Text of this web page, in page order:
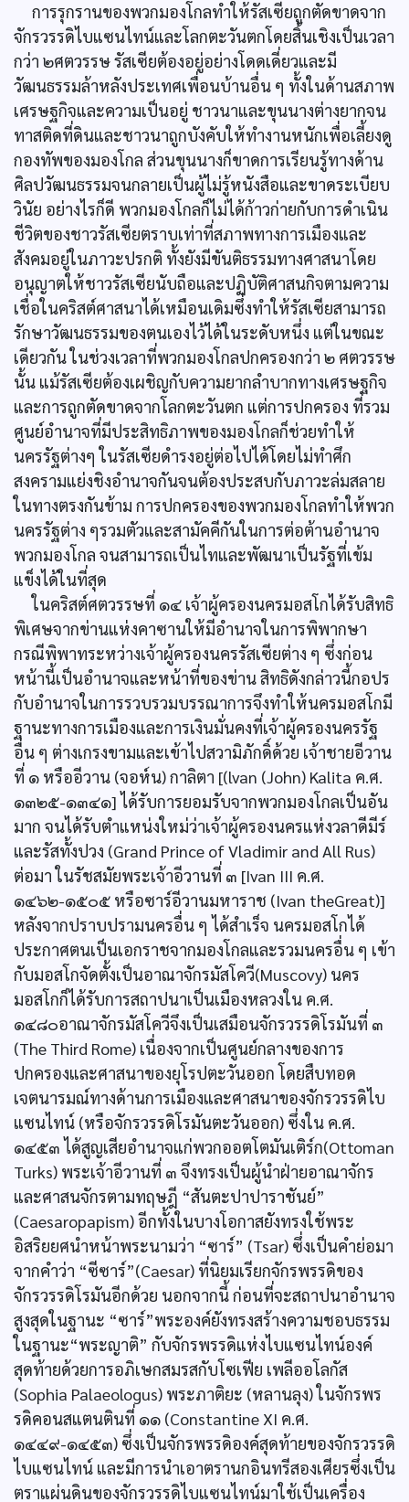
การรุกรานของพวกมองโกลทำให้รัสเซียถูกตัดขาดจาก
จักรวรรดิไบแซนไทน์และโลกตะวันตกโดยสิ้นเชิงเป็นเวลา
กว่า ๒ศตวรรษ รัสเซียต้องอยู่อย่างโดดเดี่ยวและมี
วัฒนธรรมล้าหลังประเทศเพื่อนบ้านอื่น ๆ ทั้งในด้านสภาพ
เศรษฐกิจและความเป็นอยู่ ชาวนาและขุนนางต่างยากจน
ทาสติดที่ดินและชาวนาถูกบังคับให้ทำงานหนักเพื่อเลี้ยงดู
กองทัพของมองโกล ส่วนขุนนางก็ขาดการเรียนรู้ทางด้าน
ศิลปวัฒนธรรมจนกลายเป็นผู้ไม่รู้หนังสือและขาดระเบียบ
วินัย อย่างไรก็ดี พวกมองโกลก็ไม่ได้ก้าวก่ายกับการดำเนิน
ชีวิตของชาวรัสเซียตราบเท่าที่สภาพทางการเมืองและ
สังคมอยู่ในภาวะปรกติ ทั้งยังมีขันติธรรมทางศาสนาโดย
อนุญาตให้ชาวรัสเซียนับถือและปฏิบัติศาสนกิจตามความ
เชื่อในคริสต์ศาสนาได้เหมือนเดิมซึ่งทำให้รัสเซียสามารถ
รักษาวัฒนธรรมของตนเองไว้ได้ในระดับหนึ่ง แต่ในขณะ
เดียวกัน ในช่วงเวลาที่พวกมองโกลปกครองกว่า ๒ ศตวรรษ
นั้น แม้รัสเซียต้องเผชิญกับความยากลำบากทางเศรษฐกิจ
และการถูกตัดขาดจากโลกตะวันตก แต่การปกครอง ที่รวม
ศูนย์อำนาจที่มีประสิทธิภาพของมองโกลก็ช่วยทำให้
นครรัฐต่างๆ ในรัสเซียดำรงอยู่ต่อไปได้โดยไม่ทำศึก
สงครามแย่งชิงอำนาจกันจนต้องประสบกับภาวะล่มสลาย
ในทางตรงกันข้าม การปกครองของพวกมองโกลทำให้พวก
นครรัฐต่าง ๆรวมตัวและสามัคคีกันในการต่อต้านอำนาจ
พวกมองโกล จนสามารถเป็นไทและพัฒนาเป็นรัฐที่เข้ม
แข็งได้ในที่สุด
ในคริสต์ศตวรรษที่ ๑๔ เจ้าผู้ครองนครมอสโกได้รับสิทธิ
พิเศษจากข่านแห่งคาซานให้มีอำนาจในการพิพากษา
กรณีพิพาทระหว่างเจ้าผู้ครองนครรัสเซียต่าง ๆ ซึ่งก่อน
หน้านี้เป็นอำนาจและหน้าที่ของข่าน สิทธิดังกล่าวนี้กอปร
กับอำนาจในการรวบรวมบรรณาการจึงทำให้นครมอสโกมี
ฐานะทางการเมืองและการเงินมั่นคงที่เจ้าผู้ครองนครรัฐ
อื่น ๆ ต่างเกรงขามและเข้าไปสวามิภักดิ์ด้วย เจ้าชายอีวาน
ที่ ๑ หรืออีวาน (จอห์น) กาลิตา [(lvan (John) Kalita ค.ศ.
๑๓๒๕-๑๓๔๑] ได้รับการยอมรับจากพวกมองโกลเป็นอัน
มาก จนได้รับตำแหน่งใหม่ว่าเจ้าผู้ครองนครแห่งวลาดีมีร์
และรัสทั้งปวง (Grand Prince of Vladimir and All Rus)
ต่อมา ในรัชสมัยพระเจ้าอีวานที่ ๓ [Ivan III ค.ศ.
๑๔๖๒-๑๕๐๕ หรือซาร์อีวานมหาราช (Ivan theGreat)]
หลังจากปราบปรามนครอื่น ๆ ได้สำเร็จ นครมอสโกได้
ประกาศตนเป็นเอกราชจากมองโกลและรวมนครอื่น ๆ เข้า
กับมอสโกจัดตั้งเป็นอาณาจักรมัสโควี(Muscovy) นคร
มอสโกก็ได้รับการสถาปนาเป็นเมืองหลวงใน ค.ศ.
๑๔๘๐อาณาจักรมัสโควีจึงเป็นเสมือนจักรวรรดิโรมันที่ ๓
(The Third Rome) เนื่องจากเป็นศูนย์กลางของการ
ปกครองและศาสนาของยุโรปตะวันออก โดยสืบทอด
เจตนารมณ์ทางด้านการเมืองและศาสนาของจักรวรรดิไบ
แซนไทน์ (หรือจักรวรรดิโรมันตะวันออก) ซึ่งใน ค.ศ.
๑๔๕๓ ได้สูญเสียอำนาจแก่พวกออตโตมันเติร์ก(Ottoman
Turks) พระเจ้าอีวานที่ ๓ จึงทรงเป็นผู้นำฝ่ายอาณาจักร
และศาสนจักรตามทฤษฎี “สันตะปาปาราชันย์”
(Caesaropapism) อีกทั้งในบางโอกาสยังทรงใช้พระ
อิสริยยศนำหน้าพระนามว่า “ซาร์” (Tsar) ซึ่งเป็นคำย่อมา
จากคำว่า “ซีซาร์”(Caesar) ที่นิยมเรียกจักรพรรดิของ
จักรวรรดิโรมันอีกด้วย นอกจากนี้ ก่อนที่จะสถาปนาอำนาจ
สูงสุดในฐานะ “ซาร์”พระองค์ยังทรงสร้างความชอบธรรม
ในฐานะ“พระญาติ” กับจักรพรรดิแห่งไบแซนไทน์องค์
สุดท้ายด้วยการอภิเษกสมรสกับโซเฟีย เพลีออโลกัส
(Sophia Palaeologus) พระภาติยะ (หลานลุง) ในจักรพร
รดิคอนสแตนตินที่ ๑๑ (Constantine XI ค.ศ.
๑๔๔๙-๑๔๕๓) ซึ่งเป็นจักรพรรดิองค์สุดท้ายของจักรวรรดิ
ไบแซนไทน์ และมีการนำเอาตรานกอินทรีสองเศียรซึ่งเป็น
ตราแผ่นดินของจักรวรรดิไบแซนไทน์มาใช้เป็นเครื่อง